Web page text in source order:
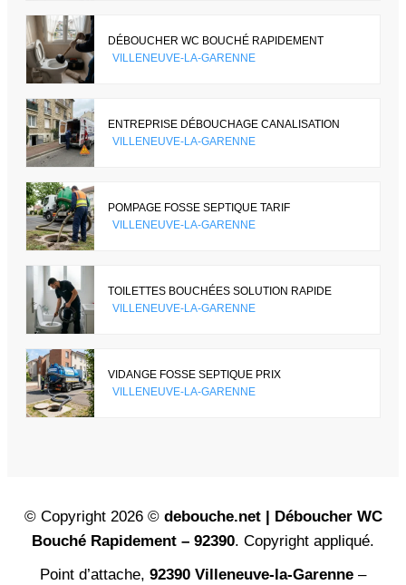
DÉBOUCHER WC BOUCHÉ RAPIDEMENT
VILLENEUVE-LA-GARENNE
ENTREPRISE DÉBOUCHAGE CANALISATION
VILLENEUVE-LA-GARENNE
POMPAGE FOSSE SEPTIQUE TARIF
VILLENEUVE-LA-GARENNE
TOILETTES BOUCHÉES SOLUTION RAPIDE
VILLENEUVE-LA-GARENNE
VIDANGE FOSSE SEPTIQUE PRIX
VILLENEUVE-LA-GARENNE
© Copyright 2026 © debouche.net | Déboucher WC
Bouché Rapidement – 92390. Copyright appliqué.
Point d’attache, 92390 Villeneuve-la-Garenne –